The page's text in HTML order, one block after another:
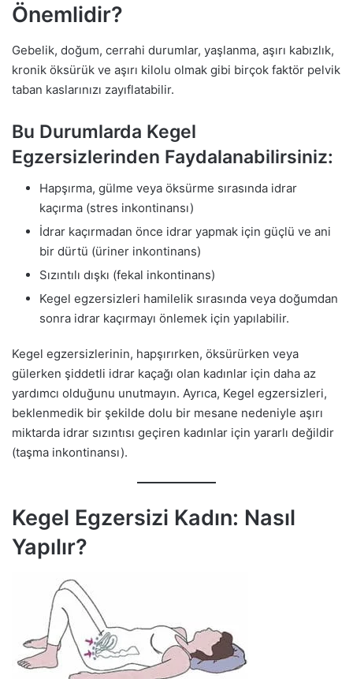
Önemlidir?
Gebelik, doğum, cerrahi durumlar, yaşlanma, aşırı kabızlık,
kronik öksürük ve aşırı kilolu olmak gibi birçok faktör pelvik
taban kaslarınızı zayıflatabilir.
Bu Durumlarda Kegel
Egzersizlerinden Faydalanabilirsiniz:
Hapşırma, gülme veya öksürme sırasında idrar
kaçırma (stres inkontinansı)
İdrar kaçırmadan önce idrar yapmak için güçlü ve ani
bir dürtü (üriner inkontinans)
Sızıntılı dışkı (fekal inkontinans)
Kegel egzersizleri hamilelik sırasında veya doğumdan
sonra idrar kaçırmayı önlemek için yapılabilir.
Kegel egzersizlerinin, hapşırırken, öksürürken veya
gülerken şiddetli idrar kaçağı olan kadınlar için daha az
yardımcı olduğunu unutmayın. Ayrıca, Kegel egzersizleri,
beklenmedik bir şekilde dolu bir mesane nedeniyle aşırı
miktarda idrar sızıntısı geçiren kadınlar için yararlı değildir
(taşma inkontinansı).
Kegel Egzersizi Kadın: Nasıl
Yapılır?